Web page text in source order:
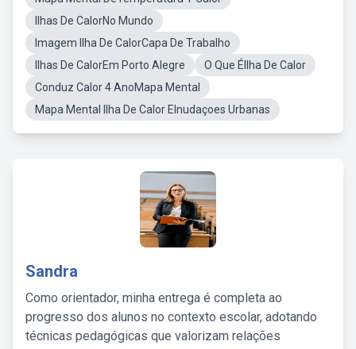
Ilhas De CalorNo Mundo
Imagem Ilha De CalorCapa De Trabalho
Ilhas De CalorEm Porto Alegre
O Que ÉIlha De Calor
Conduz Calor 4 AnoMapa Mental
Mapa Mental Ilha De Calor EInudaçoes Urbanas
Sandra
Como orientador, minha entrega é completa ao
progresso dos alunos no contexto escolar, adotando
técnicas pedagógicas que valorizam relações